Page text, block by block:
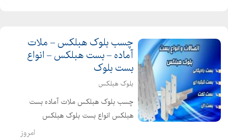
چسب بلوک هبلکس – ملات
آماده – بست هبلکس – انواع
بست بلوک
بلوک هبلکس
چسب بلوک هبلکس ملات آماده بست
هبلکس انواع بست بلوک هبلکس
بلوکهای گازی یا هبلکس، نوعی بلوکامروز